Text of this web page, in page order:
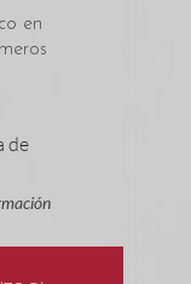
en